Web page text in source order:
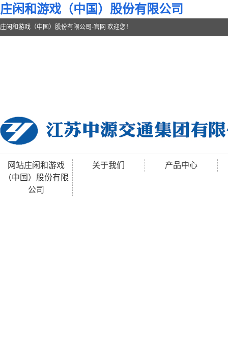
庄闲和游戏（中国）股份有限公司
庄闲和游戏（中国）股份有限公司-官网 欢迎您！
网站庄闲和游戏
（中国）股份有限
公司
关于我们 产品中心